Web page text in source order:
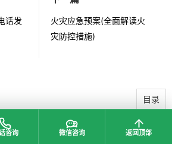
话发
火灾应急预案(全面解读火
灾防控措施)
目录
电话咨询
咨询 微信咨询
微信咨询 返回顶
返回顶部